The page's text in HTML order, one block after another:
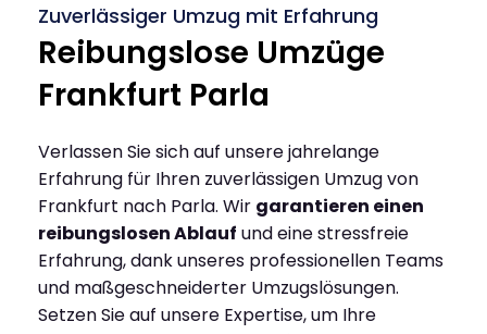
Zuverlässiger Umzug mit Erfahrung
Reibungslose Umzüge
Frankfurt Parla
Verlassen Sie sich auf unsere jahrelange
Erfahrung für Ihren zuverlässigen Umzug von
Frankfurt nach Parla. Wir garantieren einen
reibungslosen Ablauf und eine stressfreie
Erfahrung, dank unseres professionellen Teams
und maßgeschneiderter Umzugslösungen.
Setzen Sie auf unsere Expertise, um Ihre